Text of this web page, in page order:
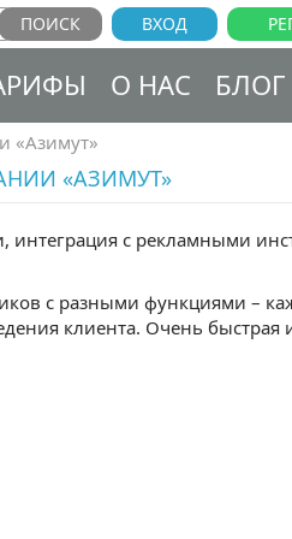
ВХОД
О НАС БЛОГ
«Азимут»
«АЗИМУТ»
интеграция с рекламными
с разными функциями –
клиента. Очень быстрая